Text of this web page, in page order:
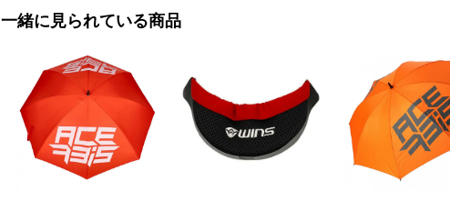
一緒に見られている商品